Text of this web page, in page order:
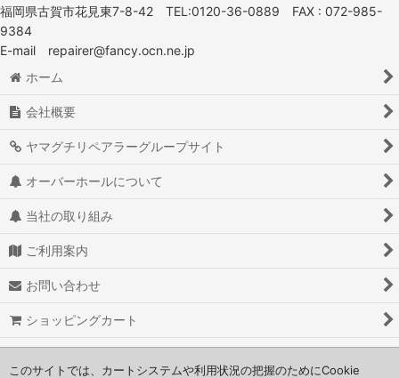
福岡県古賀市花見東7-8-42 TEL:0120-36-0889 FAX : 072-985-
9384
E-mail repairer@fancy.ocn.ne.jp
ホーム
会社概要
ヤマグチリペアラーグループサイト
オーバーホールについて
当社の取り組み
ご利用案内
お問い合わせ
ショッピングカート
このサイトでは、カートシステムや利用状況の把握のためにCookie